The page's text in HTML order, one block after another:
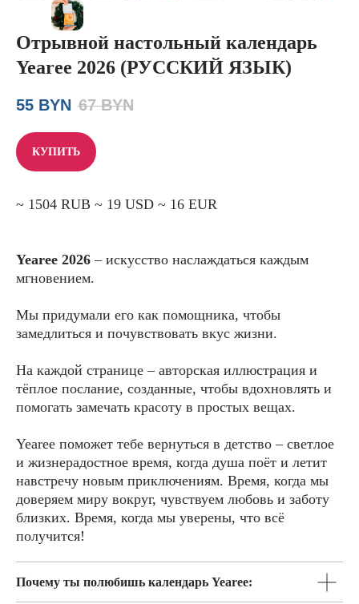
Отрывной настольный календарь
Yearee 2026 (РУССКИЙ ЯЗЫК)
55 BYN 67 BYN
КУПИТЬ
~ 1504 RUB ~ 19 USD ~ 16 EUR
Yearee 2026 – искусство наслаждаться каждым
мгновением.
Мы придумали его как помощника, чтобы
замедлиться и почувствовать вкус жизни.
На каждой странице – авторская иллюстрация и
тёплое послание, созданные, чтобы вдохновлять и
помогать замечать красоту в простых вещах.
Yearee поможет тебе вернуться в детство – светлое
и жизнерадостное время, когда душа поёт и летит
навстречу новым приключениям. Время, когда мы
доверяем миру вокруг, чувствуем любовь и заботу
близких. Время, когда мы уверены, что всё
получится!
Почему ты полюбишь календарь Yearee:
Заботимся
о качестве и твоих
ощущениях
Мы выбираем осознанность и заботу,
которые чувствуются в каждой детали: